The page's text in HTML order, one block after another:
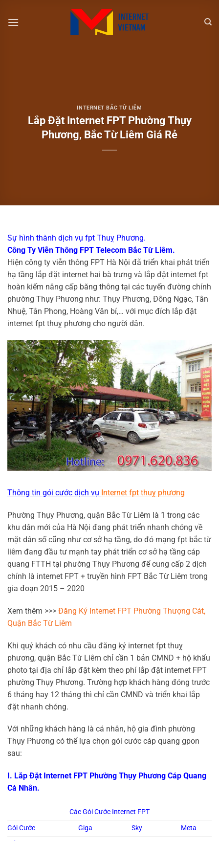
đến
INTERNET BẮC TỪ LIÊM
Lắp Đặt Internet FPT Phường Thụy
Phương, Bắc Từ Liêm Giá Rẻ
Sự hình thành dịch vụ fpt Thuỵ Phương.
Công Ty Viễn Thông FPT Telecom Bắc Từ Liêm.
Hiện công ty viễn thông FPT Hà Nội đã triển khai phát triển
hạ tầng lắp đặt internet hai bà trưng và lắp đặt internet fpt
hoàn kiếm nâng cấp băng thông tại các tuyến đường chính
phường Thụy Phương như: Thụy Phương, Đông Ngạc, Tân
Nhuệ, Tân Phong, Hoàng Văn bí,… với mục đích lắp đặt
internet fpt thuỵ phương cho người dân.
Thông tin gói cước dịch vụ Internet fpt thuỵ phương
Phường Thụy Phương, quận Bắc Từ Liêm là 1 trong các
khu dân mới của Hà Nội đang phát triển nhanh chóng về
mặt dân số cũng như cơ sở hạ tầng, do đó mạng fpt bắc từ
liêm đang đầu tư mạnh tay phát triển cơ sở hạ tầng cáp
quang FTTH tại phường Thụy Phương để cung cấp 2 dịch
chính là internet FPT + truyền hình FPT Bắc Từ Liêm trong
gia đoạn 2015 – 2020
Xem thêm >>> Đăng Ký Internet FPT Phường Thượng Cát,
Quận Bắc Từ Liêm
Khi quý khách có nhu cầu đăng ký internet fpt thuỵ
phương, quận Bắc Từ Liêm chỉ cần 1 bản CMND + hộ khẩu
photo tại địa chỉ lắp đặt kèm theo phí lắp đặt internet FPT
phường Thụy Phương. Trường hợp khách hàng đóng trước
6 tháng hay 12 tháng thì chỉ cần CMND và triển khai lắp
đặt nhanh chóng.
Với những khách hàng là cá nhân, hộ gia đình phường
Thụy Phương có thể lựa chọn gói cước cáp quang gpon
sau:
I. Lắp Đặt Internet FPT Phường Thụy Phương Cáp Quang
Cá Nhân.
Các Gói Cước Internet FPT
Gói Cước
Giga Sky
Meta